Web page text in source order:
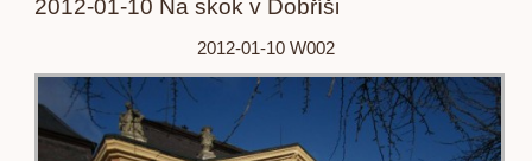
2012-01-10 Na skok v Dobříši
2012-01-10 W002